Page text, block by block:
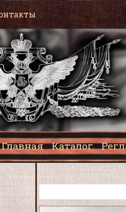
Главная Каталог